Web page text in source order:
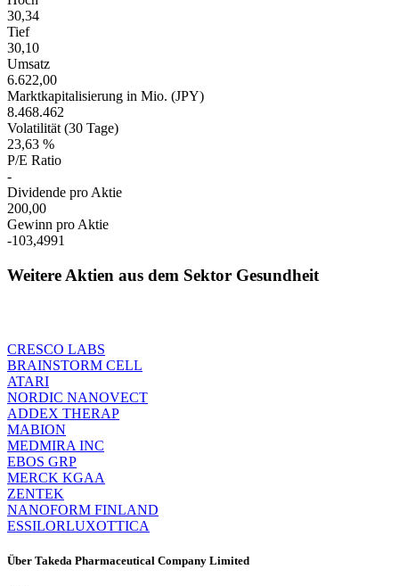
30,34
Tief
30,10
Umsatz
6.622,00
Marktkapitalisierung in Mio. (JPY)
8.468.462
Volatilität (30 Tage)
23,63 %
P/E Ratio
-
Dividende pro Aktie
200,00
Gewinn pro Aktie
-103,4991
Weitere Aktien aus dem Sektor Gesundheit
CRESCO LABS
BRAINSTORM CELL
ATARI
NORDIC NANOVECT
ADDEX THERAP
MABION
MEDMIRA INC
EBOS GRP
MERCK KGAA
ZENTEK
NANOFORM FINLAND
ESSILORLUXOTTICA
Über Takeda Pharmaceutical Company Limited